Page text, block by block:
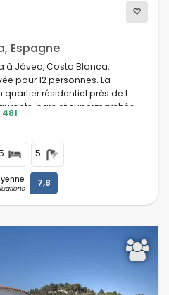
Espagne
à Jávea, Costa Blanca,
pour 12 personnes. La
résidentiel près de la
bars et supermarchés,
de Jávea et à 1 km du
5
7,8